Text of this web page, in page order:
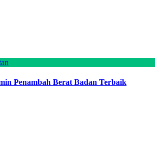
Penambah Berat Badan Terbaik